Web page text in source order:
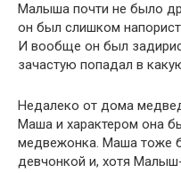
Малыша почти не было
он был слишком
И вообще он был
зачастую попадал в
Недалеко от дома
Маша и характером она
медвежонка. Маша тоже
девчонкой и, хотя